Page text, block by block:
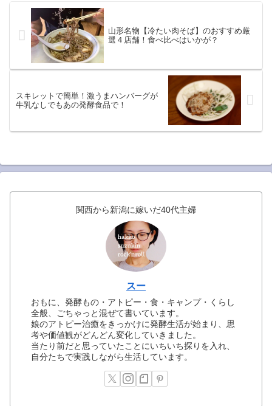
山形名物【冷たい肉そば】のおすすめ厳
選４店舗！食べ比べはいかが？
スキレットで簡単！激うまハンバーグが
牛乳なしでもあの発酵食品で！
関西から新潟に嫁いだ40代主婦
スー
おもに、発酵もの・アトピー・食・キャンプ・くらし
全般、ごちゃっと混ぜて書いています。
娘のアトピー治癒をきっかけに発酵生活が始まり、思
考や価値観がどんどん変化していきました。
当たり前だと思っていたことにいちいち探りを入れ、
自分たちで実践しながら生活しています。